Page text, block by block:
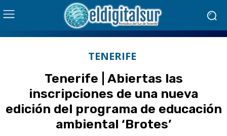
TENERIFE
Tenerife | Abiertas las
inscripciones de una nueva
edición del programa de educación
ambiental ‘Brotes’